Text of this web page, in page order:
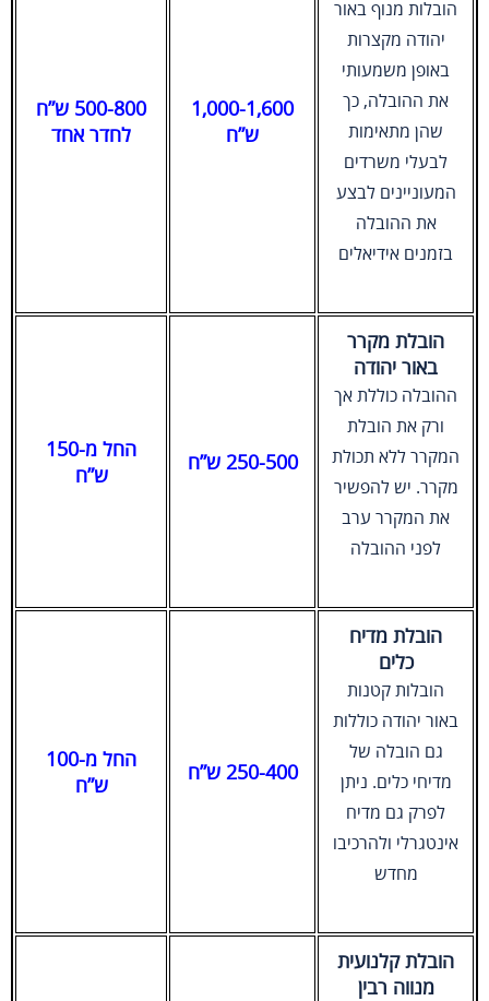
הובלות מנוף באור
יהודה מקצרות
באופן משמעותי
את ההובלה, כך
שהן מתאימות
לבעלי משרדים
המעוניינים לבצע
את ההובלה
בזמנים אידיאלים
1,000-1,600
ש”ח
500-800 ש”ח
לחדר אחד
הובלת מקרר
באור יהודה
ההובלה כוללת אך
ורק את הובלת
המקרר ללא תכולת
מקרר. יש להפשיר
את המקרר ערב
לפני ההובלה
250-500 ש”ח
החל מ-150
ש”ח
הובלת מדיח
כלים
הובלות קטנות
באור יהודה כוללות
גם הובלה של
מדיחי כלים. ניתן
לפרק גם מדיח
אינטגרלי ולהרכיבו
מחדש
250-400 ש”ח
החל מ-100
ש”ח
הובלת קלנועית
מנווה רבין